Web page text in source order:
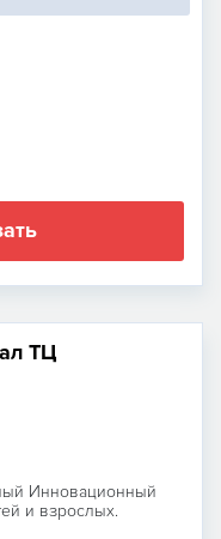
ТЦ
Инновационный
и взрослых.